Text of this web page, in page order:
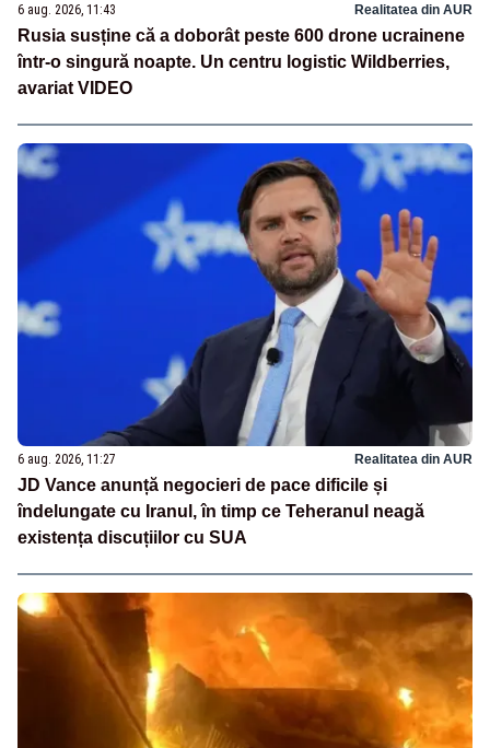
6 aug. 2026, 11:43 Realitatea din AUR
Rusia susține că a doborât peste 600 drone ucrainene
într-o singură noapte. Un centru logistic Wildberries,
avariat VIDEO
6 aug. 2026, 11:27 Realitatea din AUR
JD Vance anunță negocieri de pace dificile și
îndelungate cu Iranul, în timp ce Teheranul neagă
existența discuțiilor cu SUA